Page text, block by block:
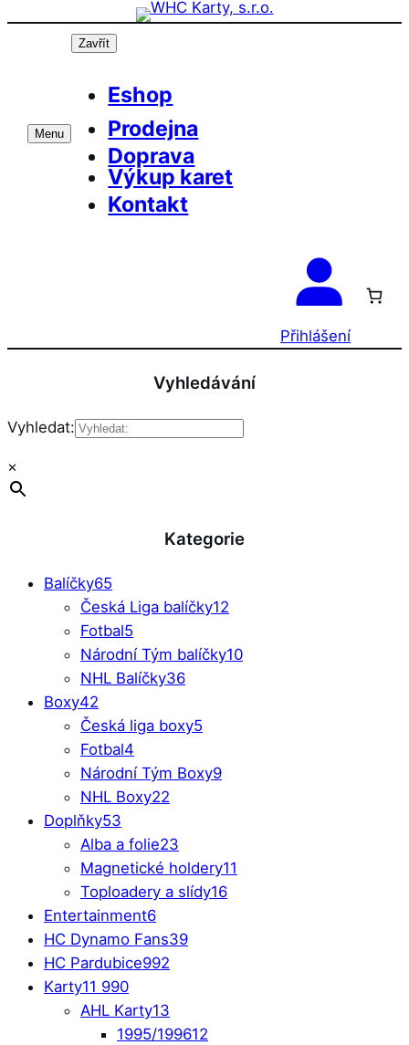
Přeskočit
Menu
Zavřít
Eshop
Prodejna
Doprava
Výkup karet
Kontakt
Přihlášení
Vyhledávání
Vyhledat:
×
Kategorie
Balíčky65
Česká Liga balíčky12
Fotbal5
Národní Tým balíčky10
NHL Balíčky36
Boxy42
Česká liga boxy5
Fotbal4
Národní Tým Boxy9
NHL Boxy22
Doplňky53
Alba a folie23
Magnetické holdery11
Toploadery a slídy16
Entertainment6
HC Dynamo Fans39
HC Pardubice992
Karty11 990
AHL Karty13
1995/199612